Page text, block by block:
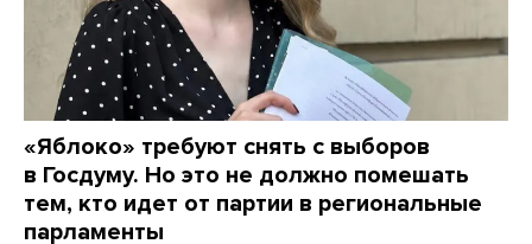
«Яблоко» требуют снять с выборов
в Госдуму. Но это не должно помешать
тем, кто идет от партии в региональные
парламенты